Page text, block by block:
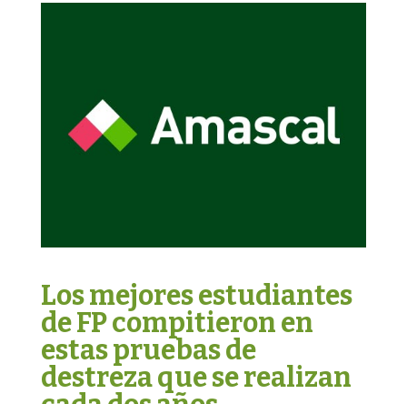
Los mejores estudiantes
de FP compitieron en
estas pruebas de
destreza que se realizan